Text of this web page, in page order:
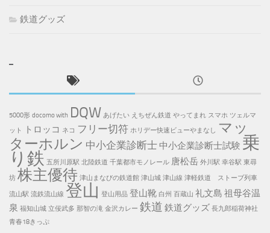
鉄道グッズ
5000形 docomo with DQW あげたい えちぜん鉄道 やってまれ スマホ ツェルマ
ット
トロッコ ネコ フリー切符 ホリデー快速ビューやまなし マッ
ターホルン 中小企業診断士 中小企業診断士試験 乗
り鉄 五所川原駅 北陸鉄道 千葉都市モノレール 唐松岳 外川駅 幸谷駅 東尋
坊 株主優待 津山まなびの鉄道館 津山城 津山線 津軽鉄道 ストーブ列車
流山駅 流鉄流山線 登山 登山用品 登山靴 白州 百蔵山 礼文島 祖母谷温
泉 福知山城 立佞武多 那智の滝 金沢カレー 鉄道 鉄道グッズ 長九郎稲荷神社
青春18きっぷ